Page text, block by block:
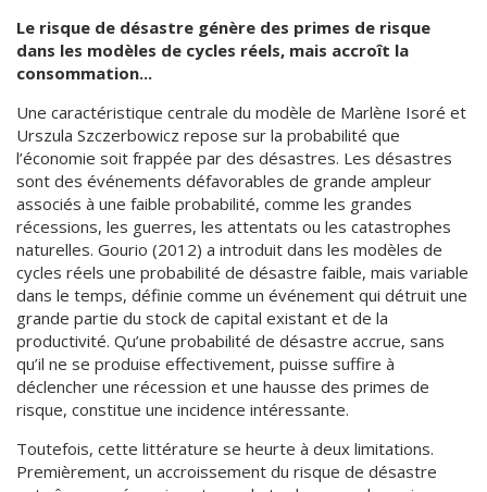
Le risque de désastre génère des primes de risque
dans les modèles de cycles réels, mais accroît la
consommation...
Une caractéristique centrale du modèle de Marlène Isoré et
Urszula Szczerbowicz repose sur la probabilité que
l’économie soit frappée par des désastres. Les désastres
sont des événements défavorables de grande ampleur
associés à une faible probabilité, comme les grandes
récessions, les guerres, les attentats ou les catastrophes
naturelles. Gourio (2012) a introduit dans les modèles de
cycles réels une probabilité de désastre faible, mais variable
dans le temps, définie comme un événement qui détruit une
grande partie du stock de capital existant et de la
productivité. Qu’une probabilité de désastre accrue, sans
qu’il ne se produise effectivement, puisse suffire à
déclencher une récession et une hausse des primes de
risque, constitue une incidence intéressante.
Toutefois, cette littérature se heurte à deux limitations.
Premièrement, un accroissement du risque de désastre